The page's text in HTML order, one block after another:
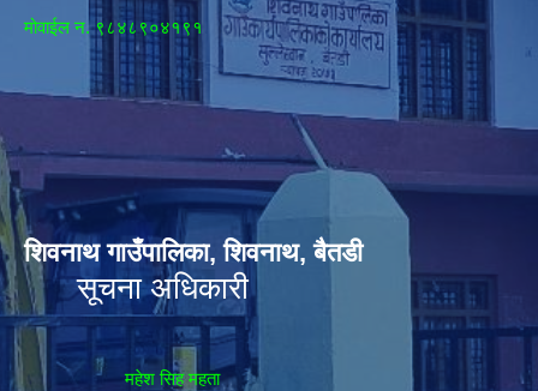
मोवाईल न‌. ९८४८९०४१९१
शिवनाथ गाउँपालिका, शिवनाथ, बैतडी
सूचना अधिकारी
महेश सिह महता